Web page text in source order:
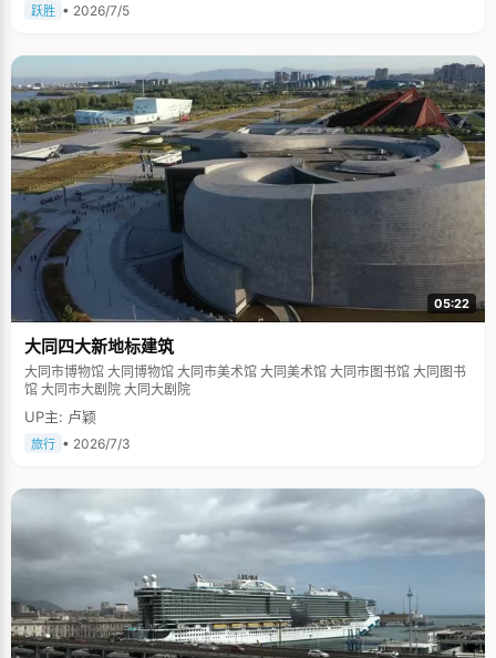
跃胜 • 2026/7/5
05:22
大同四大新地标建筑
大同市博物馆 大同博物馆 大同市美术馆 大同美术馆 大同市图书馆 大同图书
馆 大同市大剧院 大同大剧院
UP主: 卢颖
旅行 • 2026/7/3